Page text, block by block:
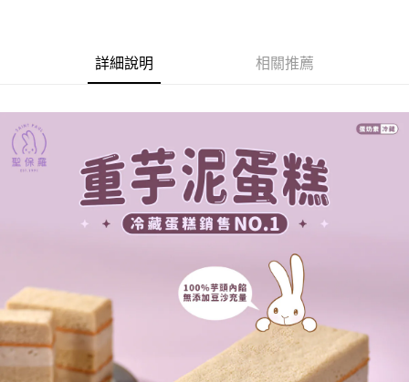
流程，驗證手機門號後，選擇欲分期的期數、繳款截止日，確認付款後即完
4.訂單成立30分鐘內，如未前往確認交易或遇審核未通過，訂單將自動取
消。如遇「轉專審核」未通過狀況，表示未達大哥付你分期系統評分，恕無
法說明評估內容。
【繳款方式說明】
1.分期款項不併入電信帳單，「大哥付你分期」於每月結算日後寄送繳費提
2.透過簡訊連結打開帳單後，可選擇「超商條碼／台灣大直營門市／銀行轉
帳／街口支付／iPASS MONEY」等通路繳費。
1.本服務係由「台灣大哥大股份有限公司」（以下簡稱本公司）所提供，讓
用戶於交易時，得透過本服務購買商品或服務，並由商店將買賣／分期付款
買賣價金債權讓與本公司後，依約使用本公司帳單繳交帳款。
2.基於同意付款使用「大哥付你分期」之契約關係目的，商店將以您的個人
資料（包含姓名、電話或地址）提供予台灣大哥大進項蒐集、處理及利用，
由本公司與您本人進行分期帳單所需資料之確認、核對及更正。
3.完整用戶服務條款，請詳閱以下連結：
https://oppay.tw/userRule
【關於「AFTEE先享後付」】
AFTEE先享後付是「在收到商品之後才付款」的支付方式。 讓您購物簡單
２．便利：只要手機號碼，簡訊認證，即可結帳。
３．安心：先確認商品／服務後，再付款。
【「AFTEE先享後付」結帳流程】
１．於結帳方式選擇「AFTEE先享後付」後，將跳轉至「AFTEE先享後付」
結帳頁面，進行簡訊認證並確認金額後，即可完成結帳。
２．訂單成立數日內，您將收到繳費通知簡訊。
３．收到繳費通知簡訊後14天內，點擊此簡訊中的連結，可透過四大超商／
ATM／網路銀行／等多元方式進行付款，方視為交易完成。
※ 請注意：結帳手續完成當下不需立刻繳費，但若您需要取消訂單，請聯絡
購買商品的店家。未經商家同意取消之訂單仍視為有效，需透過AFTEE先享
後付繳納相關費用。
※ 交易是否成功請以「AFTEE先享後付 」之結帳頁面顯示為準，若有關於
是否繳費成功／繳費後需取消欲退款等相關疑問，請聯繫「AFTEE先享後付
客戶支援中心」https://netprotections.freshdesk.com/support/home
運送方式
免運優惠
詳細說明 相關推薦